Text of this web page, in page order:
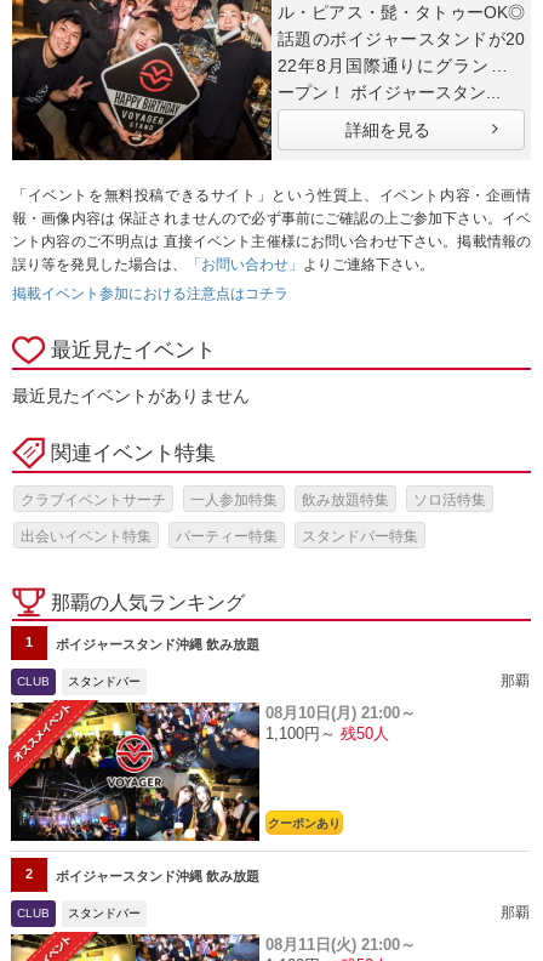
ル・ピアス・髭・タトゥーOK◎
話題のボイジャースタンドが20
22年8月国際通りにグランドオ
ープン！ ボイジャースタン...
詳細を見る
「イベントを無料投稿できるサイト」という性質上、イベント内容・企画情
報・画像内容は 保証されませんので必ず事前にご確認の上ご参加下さい。イベ
ント内容のご不明点は 直接イベント主催様にお問い合わせ下さい。掲載情報の
誤り等を発見した場合は、
「お問い合わせ」 よりご連絡下さい。
掲載イベント参加における注意点はコチラ
最近見たイベント
最近見たイベントがありません
関連イベント特集
クラブイベントサーチ 一人参加特集 飲み放題特集 ソロ活特集
出会いイベント特集 パーティー特集 スタンドバー特集
那覇の人気ランキング
1 ボイジャースタンド沖縄 飲み放題
CLUB スタンドバー 那覇
08月10日(月) 21:00～
1,100円～ 残50人
クーポンあり
2 ボイジャースタンド沖縄 飲み放題
CLUB スタンドバー 那覇
08月11日(火) 21:00～